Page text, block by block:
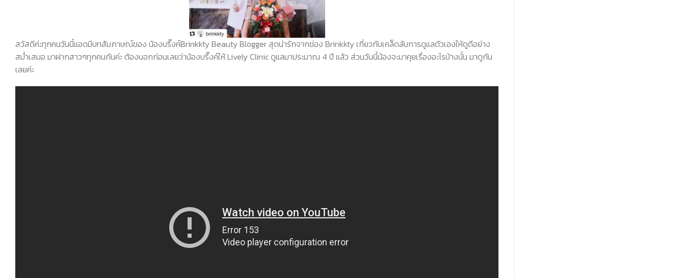
สวัสดีค่ะทุกคนวันนี้แอดมีบทสัมภาษณ์ของ น้องบริ๊งค์BrinkktyBeauty Bloggerสุดน่ารักจากช่อง Brinkktyเกี่ยวกับเคล็ดลับการดูแลตัวเองให้ดูดีอย่าง
สม่ำเสมอ มาฝากสาวๆทุกคนกันค่ะ ต้องบอกก่อนเลยว่าน้องบริ๊งค์ให้Lively Clinicดูแลมาประมาณ 4 ปี แล้ว ส่วนวันนี้น้องจะมาคุยเรื่องอะไรบ้างนั้น มาดูกัน
เลยค่ะ